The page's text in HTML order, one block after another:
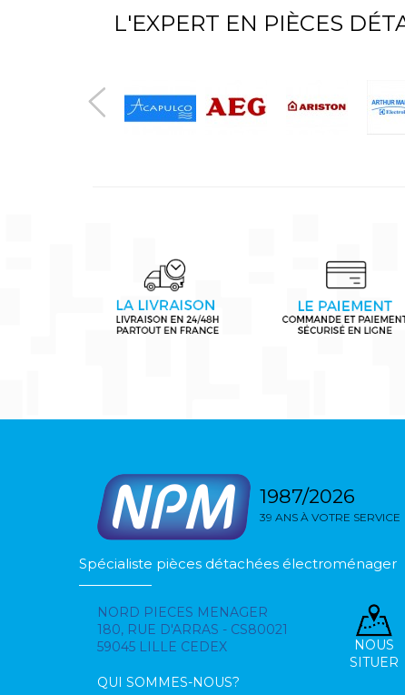
L'EXPERT EN PIÈCES
1987/2026
39 ANS À VOTRE SERVICE
Spécialiste pièces détachées électroménager
NORD PIECES MENAGER
180, RUE D'ARRAS - CS80021
59045 LILLE CEDEX
QUI SOMMES-NOUS?
NOUS
SITUER